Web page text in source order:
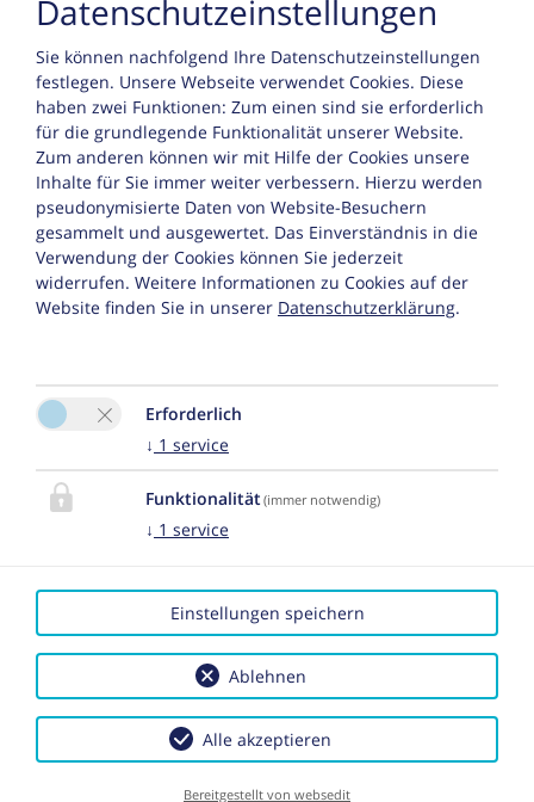
Tiefgaragenplatz und ausreichend
Parkplätze im freien zur Verfügung.
Kontakt
Sophia Berbig
Oberboden 13
6888 Schröcken
Tel. : +43 664 5107090
E-Mail:info@ferienwohnungen-
oberboden.at
Bitte aktivieren Sie in den Cookie Einstellungen die
Option "Funktionalität" für die korrekte Map-
Cookie Einstellungen
Datenschutz|Reiseversicherungsvertrag
widerrufen| 2026 byeasybooking
Datenschutzeinstellungen
Sie können nachfolgend Ihre Datenschutzeinstellungen
festlegen. Unsere Webseite verwendet Cookies. Diese
haben zwei Funktionen: Zum einen sind sie erforderlich
für die grundlegende Funktionalität unserer Website.
Zum anderen können wir mit Hilfe der Cookies unsere
Inhalte für Sie immer weiter verbessern. Hierzu werden
pseudonymisierte Daten von Website-Besuchern
gesammelt und ausgewertet. Das Einverständnis in die
Verwendung der Cookies können Sie jederzeit
widerrufen. Weitere Informationen zu Cookies auf der
Website finden Sie in unserer Datenschutzerklärung.
Erforderlich
↓ 1 service
Funktionalität(immer notwendig)
↓ 1 service
Ablehnen
Einstellungen speichern
Alle akzeptieren
Bereitgestellt von websedit